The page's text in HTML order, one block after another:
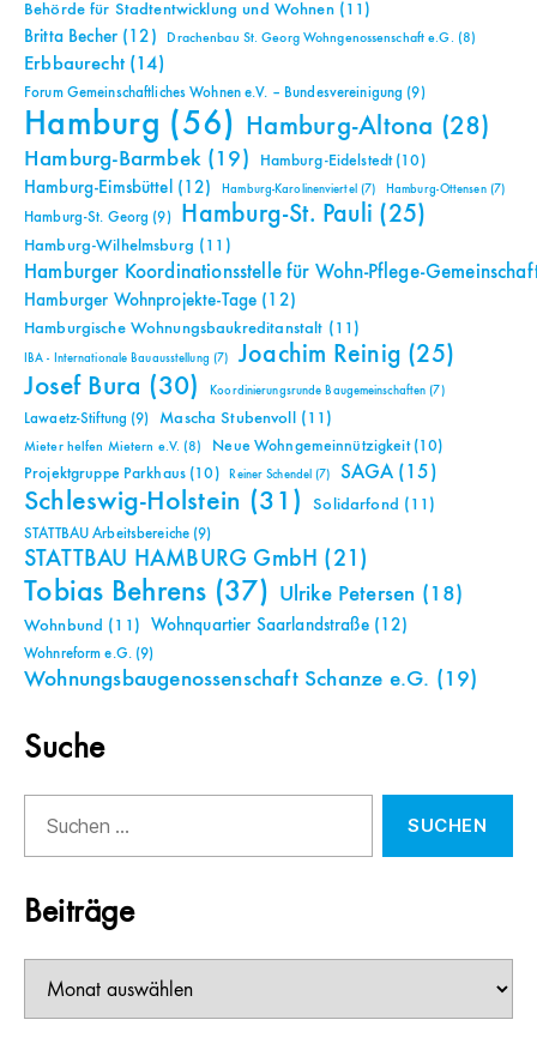
Behörde für Stadtentwicklung und Wohnen(11)
Britta Becher(12) Drachenbau St. Georg Wohngenossenschaft e.G. (8)
Erbbaurecht(14)
Forum Gemeinschaftliches Wohnen e.V. – Bundesvereinigung (9)
Hamburg (56) Hamburg-Altona (28)
Hamburg-Barmbek(19) Hamburg-Eidelstedt(10)
Hamburg-Eimsbüttel (12) Hamburg-Karolinenviertel (7) Hamburg-Ottensen(7)
Hamburg-St. Georg (9) Hamburg-St. Pauli (25)
Hamburg-Wilhelmsburg (11)
Hamburger Koordinationsstelle für Wohn-Pflege-
Hamburger Wohnprojekte-Tage (12)
Hamburgische Wohnungsbaukreditanstalt (11)
IBA - Internationale Bauausstellung (7) Joachim Reinig (25)
Josef Bura (30) Koordinierungsrunde Baugemeinschaften (7)
Lawaetz-Stiftung (9) Mascha Stubenvoll (11)
Mieter helfen Mietern e.V. (8) Neue Wohngemeinnützigkeit(10)
Projektgruppe Parkhaus (10) Reiner Schendel (7) SAGA(15)
Schleswig-Holstein (31) Solidarfond (11)
STATTBAU Arbeitsbereiche (9)
STATTBAU HAMBURG GmbH (21)
Tobias Behrens (37) Ulrike Petersen (18)
Wohnbund (11) Wohnquartier Saarlandstraße(12)
Wohnreform e.G.(9)
Wohnungsbaugenossenschaft Schanze e.G. (19)
Suche
nach:
Beiträge